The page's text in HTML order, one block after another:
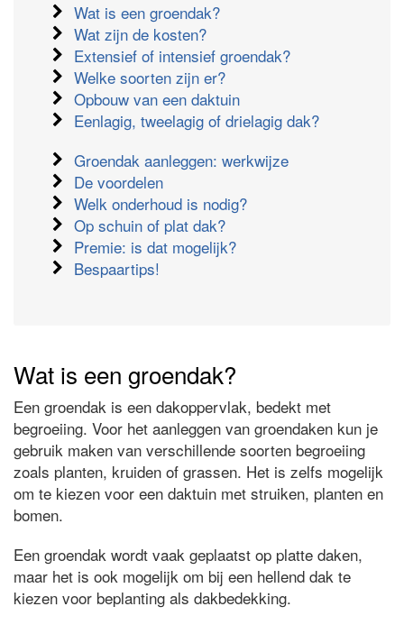
Wat is een groendak?
Wat zijn de kosten?
Extensief of intensief groendak?
Welke soorten zijn er?
Opbouw van een daktuin
Eenlagig, tweelagig of drielagig dak?
Groendak aanleggen: werkwijze
De voordelen
Welk onderhoud is nodig?
Op schuin of plat dak?
Premie: is dat mogelijk?
Bespaartips!
Wat is een groendak?
Een groendak is een dakoppervlak, bedekt met
begroeiing. Voor het aanleggen van groendaken kun je
gebruik maken van verschillende soorten begroeiing
zoals planten, kruiden of grassen. Het is zelfs mogelijk
om te kiezen voor een daktuin met struiken, planten en
bomen.
Een groendak wordt vaak geplaatst op platte daken,
maar het is ook mogelijk om bij een hellend dak te
kiezen voor beplanting als dakbedekking.